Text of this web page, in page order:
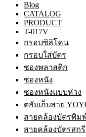
Blog
CATALOG
PRODUCT
T-017V
กรอบซิลิโคน
กรอบใส่บัตร
ซองพลาสติก
ซองหนัง
ซองหนังแบบห่วง
ตลับเก็บสาย
สายคล้องบัตรพิม
สายคล้องบัตรสก